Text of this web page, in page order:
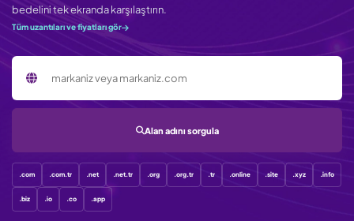
bedelini tek ekranda karşılaştırın.
Tüm uzantıları ve fiyatları gör
Sorgulanacak alan adı
Alan adını sorgula
.com .com.tr .net .net.tr .org .org.tr .tr .online .site .xyz .info
.biz .io .co .app